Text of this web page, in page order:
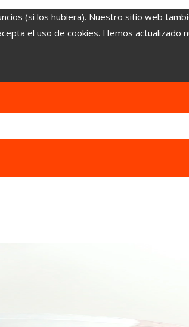
(si los hubiera). Nuestro sitio web
el uso de cookies. Hemos actualizado